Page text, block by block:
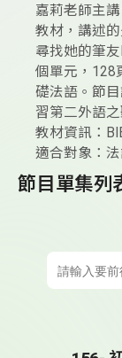
嘉莉老師主
教材，講述
尋找她的筆
個單元，128
礎法語。節
習第二外語之
教材資訊：
適合對象：
節目單集列